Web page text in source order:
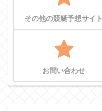
その他の競艇予想サイト
お問い合わせ